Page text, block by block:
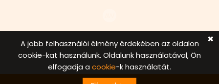
© 2020. Barakk Studio Kft. Minden jog fenntartva
A jobb felhasználói élmény érdekében az oldalon
cookie-kat használunk. Oldalunk használatával, Ön
elfogadja a cookie-k használatát.
✖